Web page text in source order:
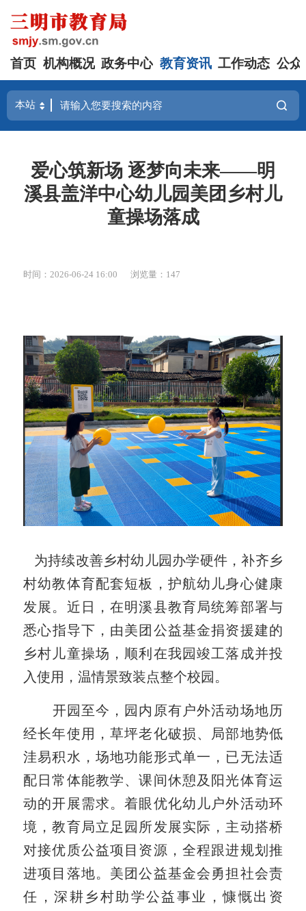
首页 机构概况 政务中心 教育资讯 工作动态 公众
爱心筑新场 逐梦向未来——明
溪县盖洋中心幼儿园美团乡村儿
童操场落成
时间：2026-06-24 16:00 浏览量：147
为持续改善乡村幼儿园办学硬件，补齐乡
村幼教体育配套短板，护航幼儿身心健康
发展。近日，在明溪县教育局统筹部署与
悉心指导下，由美团公益基金捐资援建的
乡村儿童操场，顺利在我园竣工落成并投
入使用，温情景致装点整个校园。
开园至今，园内原有户外活动场地历
经长年使用，草坪老化破损、局部地势低
洼易积水，场地功能形式单一，已无法适
配日常体能教学、课间休憩及阳光体育运
动的开展需求。着眼优化幼儿户外活动环
境，教育局立足园所发展实际，主动搭桥
对接优质公益项目资源，全程跟进规划推
进项目落地。美团公益基金会勇担社会责
任，深耕乡村助学公益事业，慷慨出资